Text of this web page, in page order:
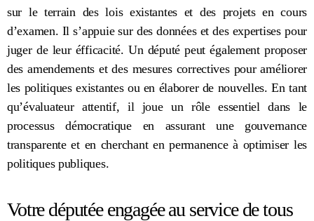
sur le terrain des lois existantes et des projets en cours
d’examen. Il s’appuie sur des données et des expertises pour
juger de leur éfficacité. Un député peut également proposer
des amendements et des mesures correctives pour améliorer
les politiques existantes ou en élaborer de nouvelles. En tant
qu’évaluateur attentif, il joue un rôle essentiel dans le
processus démocratique en assurant une gouvernance
transparente et en cherchant en permanence à optimiser les
politiques publiques.
Votre députée engagée au service de tous